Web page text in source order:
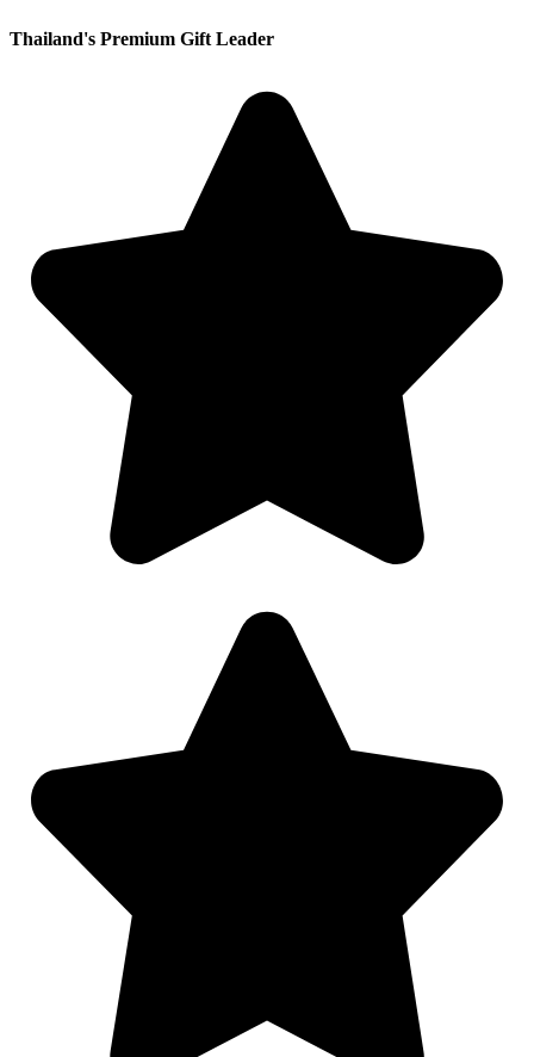
Thailand's Premium Gift Leader